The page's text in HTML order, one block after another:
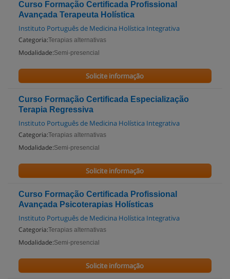
Curso Formação Certificada Profissional
Avançada Terapeuta Holística
Instituto Português de Medicina Holística Integrativa
Categoria:Terapias alternativas
Modalidade:Semi-presencial
Solicite informação
Curso Formação Certificada Especialização
Terapia Regressiva
Instituto Português de Medicina Holística Integrativa
Categoria:Terapias alternativas
Modalidade:Semi-presencial
Solicite informação
Curso Formação Certificada Profissional
Avançada Psicoterapias Holísticas
Instituto Português de Medicina Holística Integrativa
Categoria:Terapias alternativas
Modalidade:Semi-presencial
Solicite informação